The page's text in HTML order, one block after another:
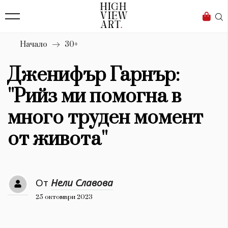
Бизнес
Мода
Dialogue
Изкуство
4340
Красота
777
Дизайн
1272
Начало 30+
Дженифър Гарнър:
''Рийз ми помогна в
много труден момент
от живота''
От Нели Славова
25 октомври 2023